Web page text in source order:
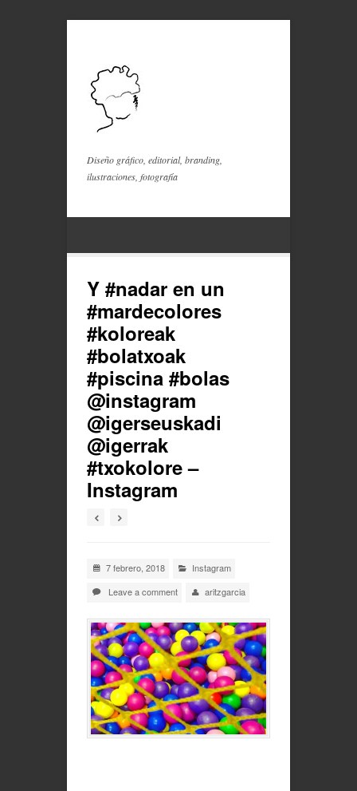
Diseño gráfico, editorial, branding,
ilustraciones, fotografía
Y #nadar en un
#mardecolores
#koloreak
#bolatxoak
#piscina #bolas
@instagram
@igerseuskadi
@igerrak
#txokolore –
Instagram
7 febrero, 2018
Instagram
Leave a comment
aritzgarcia